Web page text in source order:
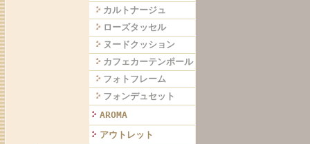
カルトナージュ
ローズタッセル
ヌードクッション
カフェカーテンポール
フォトフレーム
フォンデュセット
AROMA
アウトレット